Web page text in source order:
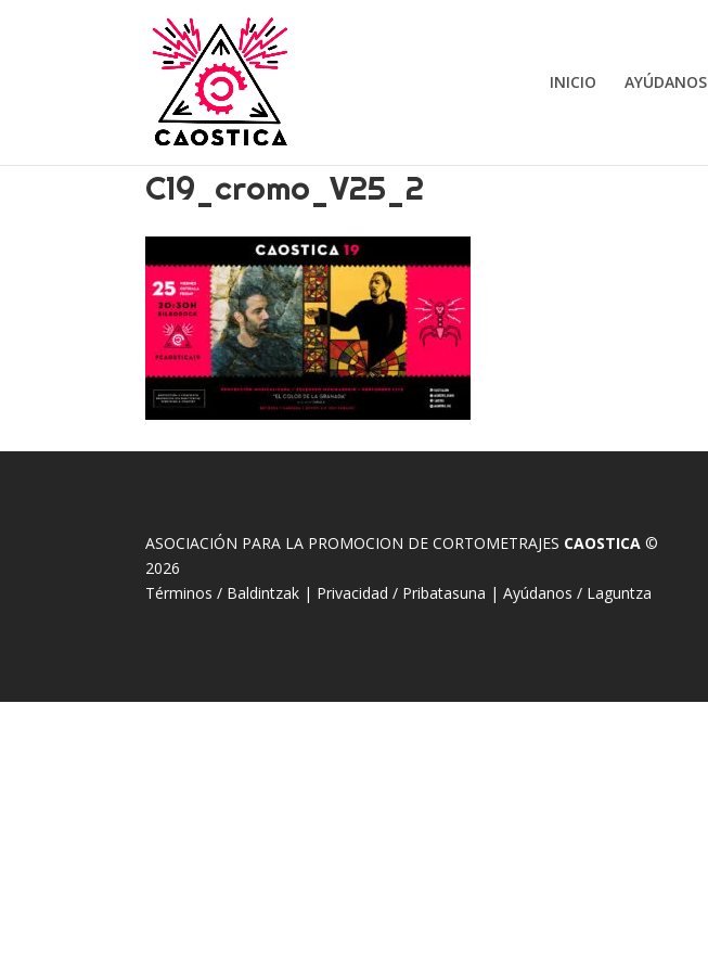
INICIO AYÚDANOS
C19_cromo_V25_2
ASOCIACIÓN PARA LA PROMOCION DE CORTOMETRAJES CAOSTICA ©
2026
Términos / Baldintzak | Privacidad / Pribatasuna |Ayúdanos / Laguntza